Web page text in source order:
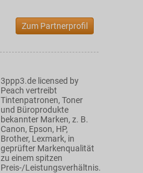
Zum Partnerprofil
3ppp3.de licensed by
Peach vertreibt
Tintenpatronen, Toner
und Büroprodukte
bekannter Marken, z. B.
Canon, Epson, HP,
Brother, Lexmark, in
geprüfter Markenqualität
zu einem spitzen
Preis-/Leistungsverhältnis.